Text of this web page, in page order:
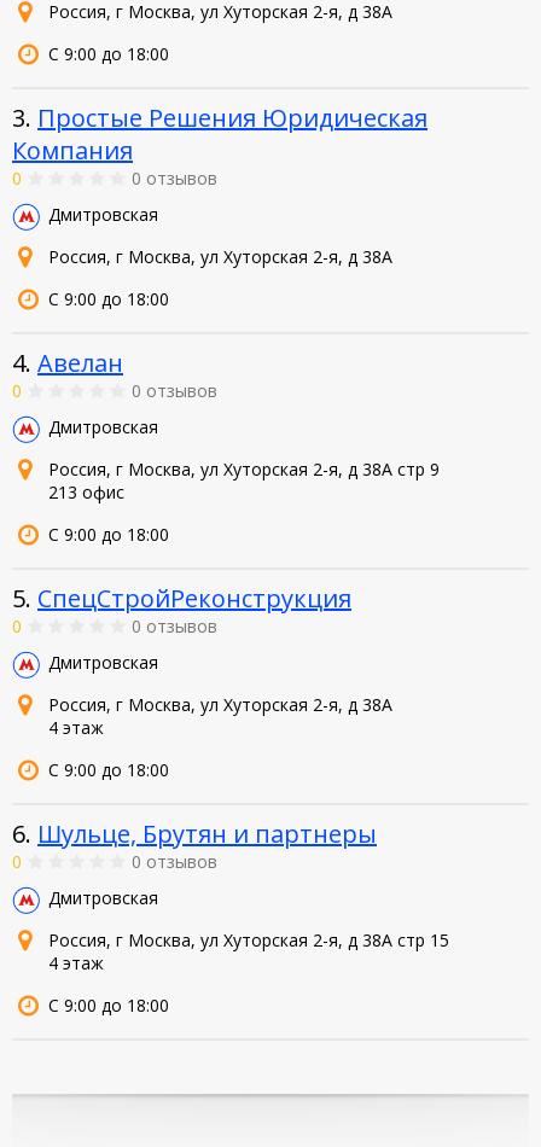
Россия, г Москва, ул Хуторская 2-я, д 38А
С 9:00 до 18:00
3. Простые Решения Юридическая
Компания
0
0 отзывов
Дмитровская
Россия, г Москва, ул Хуторская 2-я, д 38А
С 9:00 до 18:00
4. Авелан
0
0 отзывов
Дмитровская
Россия, г Москва, ул Хуторская 2-я, д 38А стр 9
213 офис
С 9:00 до 18:00
5. СпецСтройРеконструкция
0
0 отзывов
Дмитровская
Россия, г Москва, ул Хуторская 2-я, д 38А
4 этаж
С 9:00 до 18:00
6. Шульце, Брутян и партнеры
0
0 отзывов
Дмитровская
Россия, г Москва, ул Хуторская 2-я, д 38А стр 15
4 этаж
С 9:00 до 18:00